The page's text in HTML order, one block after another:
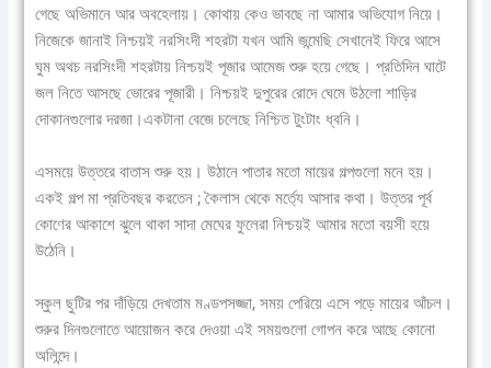
গেছে অভিমানে আর অবহেলায়। কোথায় কেও ভাবছে না আমার অভিযোগ নিয়ে।
নিজেকে জানাই নিশ্চয়ই নরসিংদী শহরটা যখন আমি জন্মেছি সেখানেই ফিরে আসে
ঘুম অথচ নরসিংদী শহরটায় নিশ্চয়ই পূজার আমেজ শুরু হয়ে গেছে। প্রতিদিন ঘাটে
জল নিতে আসছে ভোরের পূজারী। নিশ্চয়ই দুপুরের রোদে ঘেমে উঠলো শাড়ির
দোকানগুলোর দরজা।একটানা বেজে চলেছে নিশ্চিত টুংটাং ধ্বনি।
এসময়ে উত্তরে বাতাস শুরু হয়। উঠানে পাতার মতো মায়ের গল্পগুলো মনে হয়।
একই গল্প মা প্রতিবছর করতেন ; কৈলাস থেকে মর্ত্যে আসার কথা। উত্তর পূর্ব
কোণের আকাশে ঝুলে থাকা সাদা মেঘের ফুলেরা নিশ্চয়ই আমার মতো বয়সী হয়ে
উঠেনি।
স্কুল ছুটির পর দাঁড়িয়ে দেখতাম মণ্ডপসজ্জা, সময় পেরিয়ে এসে পড়ে মায়ের আঁচল।
শুরুর দিনগুলোতে আয়োজন করে দেওয়া এই সময়গুলো গোপন করে আছে কোনো
অলিন্দে।